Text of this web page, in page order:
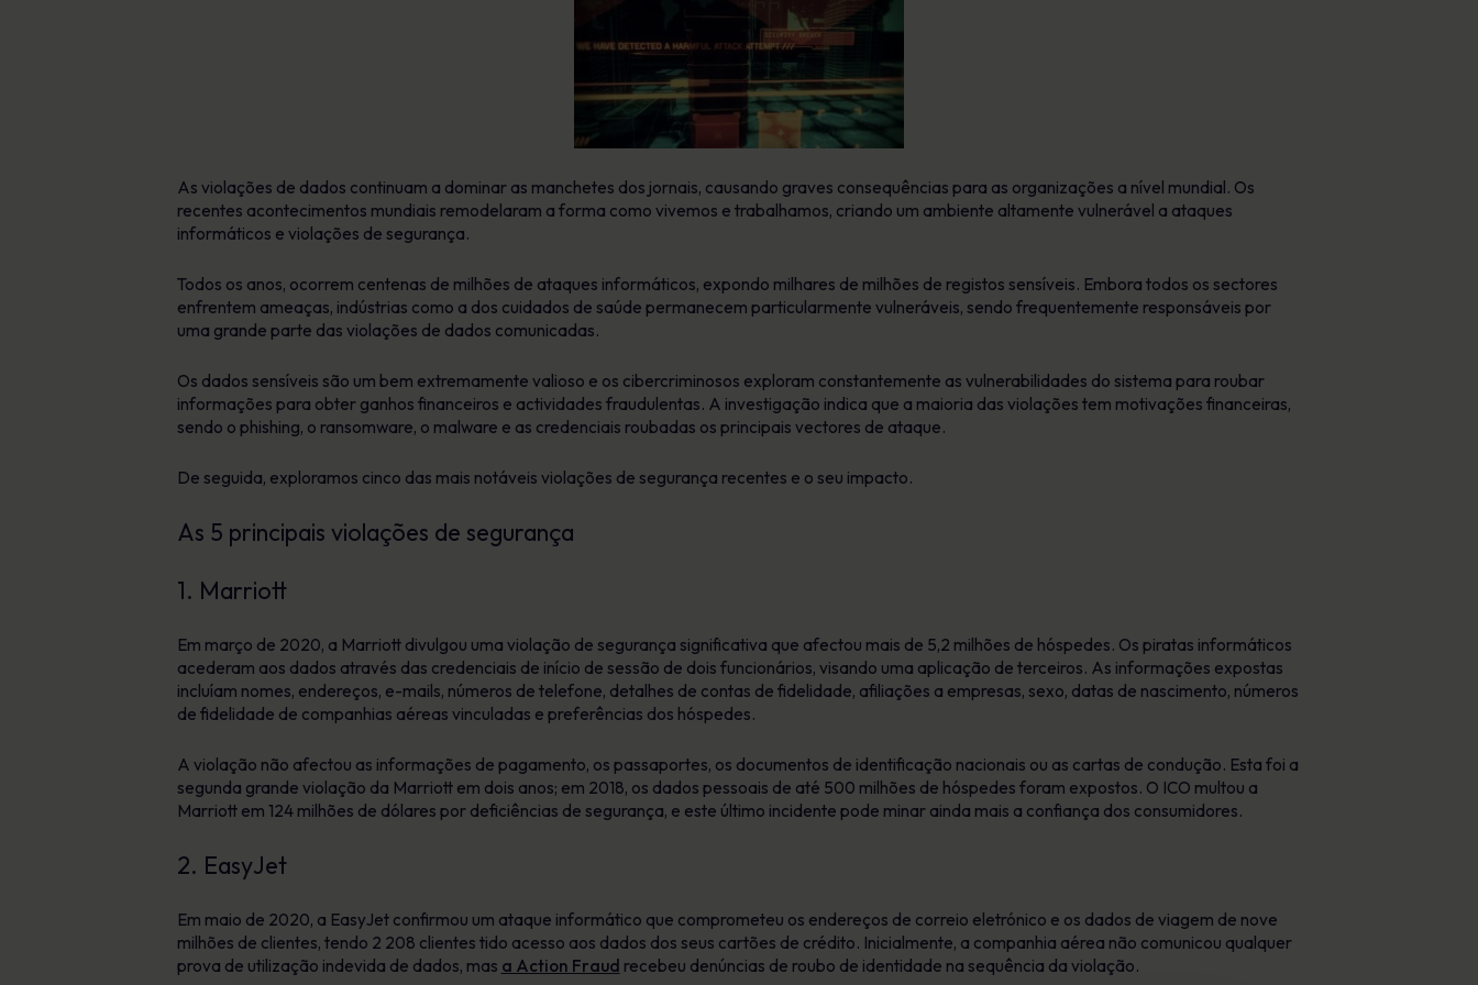
As violações de dados continuam a dominar as manchetes dos jornais, causando graves consequências para as organizações a nível mundial. Os
recentes acontecimentos mundiais remodelaram a forma como vivemos e trabalhamos, criando um ambiente altamente vulnerável a ataques
informáticos e violações de segurança.
Todos os anos, ocorrem centenas de milhões de ataques informáticos, expondo milhares de milhões de registos sensíveis. Embora todos os sectores
enfrentem ameaças, indústrias como a dos cuidados de saúde permanecem particularmente vulneráveis, sendo frequentemente responsáveis por
uma grande parte das violações de dados comunicadas.
Os dados sensíveis são um bem extremamente valioso e os cibercriminosos exploram constantemente as vulnerabilidades do sistema para roubar
informações para obter ganhos financeiros e actividades fraudulentas. A investigação indica que a maioria das violações tem motivações financeiras,
sendo o phishing, o ransomware, o malware e as credenciais roubadas os principais vectores de ataque.
De seguida, exploramos cinco das mais notáveis violações de segurança recentes e o seu impacto.
As 5 principais violações de segurança
1. Marriott
Em março de 2020, a Marriott divulgou uma violação de segurança significativa que afectou mais de 5,2 milhões de hóspedes. Os piratas informáticos
acederam aos dados através das credenciais de início de sessão de dois funcionários, visando uma aplicação de terceiros. As informações expostas
incluíam nomes, endereços, e-mails, números de telefone, detalhes de contas de fidelidade, afiliações a empresas, sexo, datas de nascimento, números
de fidelidade de companhias aéreas vinculadas e preferências dos hóspedes.
A violação não afectou as informações de pagamento, os passaportes, os documentos de identificação nacionais ou as cartas de condução. Esta foi a
segunda grande violação da Marriott em dois anos; em 2018, os dados pessoais de até 500 milhões de hóspedes foram expostos. O ICO multou a
Marriott em 124 milhões de dólares por deficiências de segurança, e este último incidente pode minar ainda mais a confiança dos consumidores.
2. EasyJet
Em maio de 2020, a EasyJet confirmou um ataque informático que comprometeu os endereços de correio eletrónico e os dados de viagem de nove
milhões de clientes, tendo 2 208 clientes tido acesso aos dados dos seus cartões de crédito. Inicialmente, a companhia aérea não comunicou qualquer
prova de utilização indevida de dados, mas a Action Fraud recebeu denúncias de roubo de identidade na sequência da violação.